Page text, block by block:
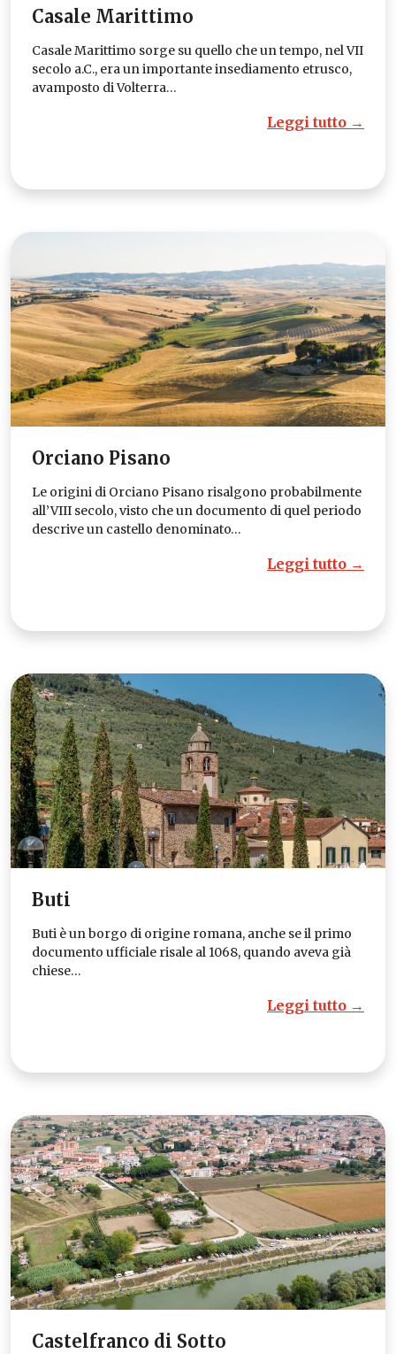
Casale Marittimo
Casale Marittimo sorge su quello che un tempo, nel VII
secolo a.C., era un importante insediamento etrusco,
avamposto di Volterra…
Leggi tutto →
Orciano Pisano
Le origini di Orciano Pisano risalgono probabilmente
all’VIII secolo, visto che un documento di quel periodo
descrive un castello denominato…
Leggi tutto →
Buti
Buti è un borgo di origine romana, anche se il primo
documento ufficiale risale al 1068, quando aveva già
chiese…
Leggi tutto →
Castelfranco di Sotto